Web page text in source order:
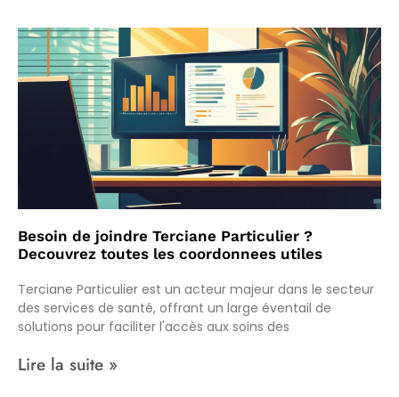
Besoin de joindre Terciane Particulier ?
Decouvrez toutes les coordonnees utiles
Terciane Particulier est un acteur majeur dans le secteur
des services de santé, offrant un large éventail de
solutions pour faciliter l'accès aux soins des
Lire la suite »